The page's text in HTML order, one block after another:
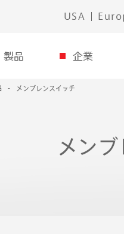
USA
製品 企業
メンブレンスイッチ
メン